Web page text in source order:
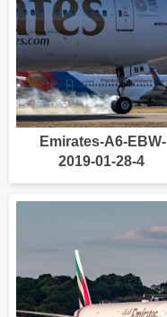
Emirates-A6-EBW-
2019-01-28-4